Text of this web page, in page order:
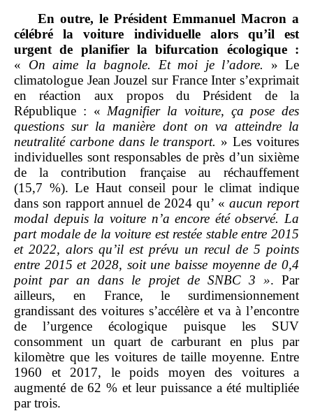
En outre, le Président Emmanuel Macron a
célébré la voiture individuelle alors qu’il est
urgent de planifier la bifurcation écologique :
« On aime la bagnole. Et moi je l’adore. » Le
climatologue Jean Jouzel sur France Inter s’exprimait
en réaction aux propos du Président de la
République : « Magnifier la voiture, ça pose des
questions sur la manière dont on va atteindre la
neutralité carbone dans le transport. » Les voitures
individuelles sont responsables de près d’un sixième
de la contribution française au réchauffement
(15,7 %). Le Haut conseil pour le climat indique
dans son rapport annuel de 2024 qu’ «aucun report
modal depuis la voiture n’a encore été observé. La
part modale de la voiture est restée stable entre 2015
et 2022, alors qu’il est prévu un recul de 5 points
entre 2015 et 2028, soit une baisse moyenne de 0,4
point par an dans le projet de SNBC 3 ». Par
ailleurs, en France, le surdimensionnement
grandissant des voitures s’accélère et va à l’encontre
de l’urgence écologique puisque les SUV
consomment un quart de carburant en plus par
kilomètre que les voitures de taille moyenne. Entre
1960 et 2017, le poids moyen des voitures a
augmenté de 62 % et leur puissance a été multipliée
par trois.